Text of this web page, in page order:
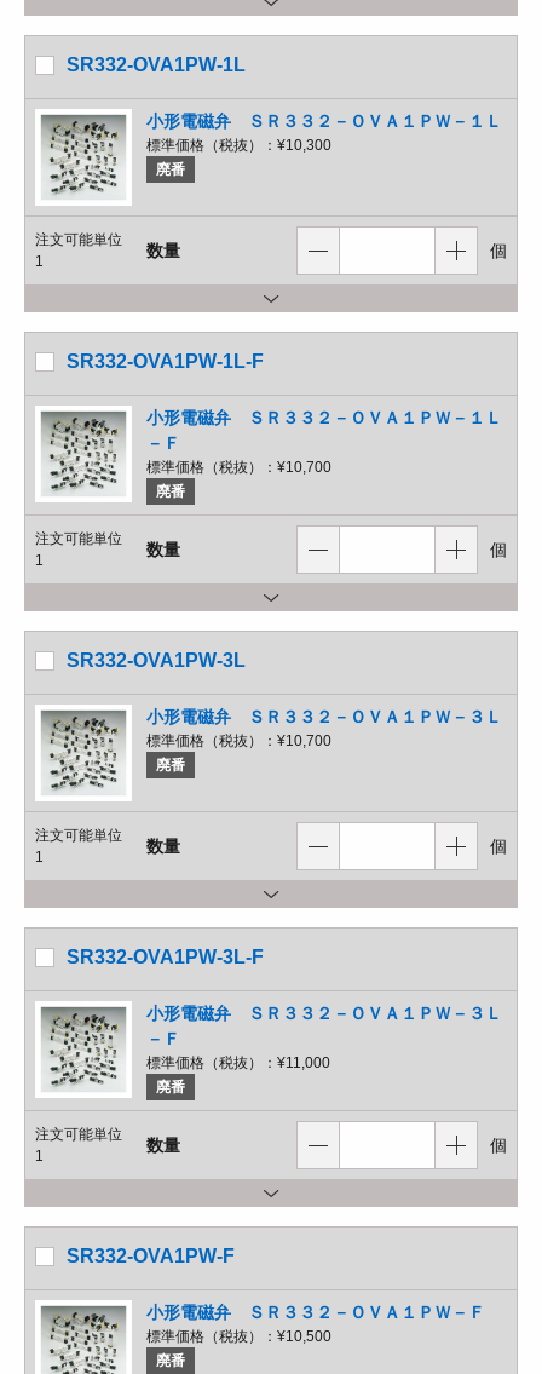
SR332-OVA1PW-1L
小形電磁弁 ＳＲ３３２－ＯＶＡ１ＰＷ－１Ｌ
標準価格（税抜）： ¥10,300
廃番
注文可能単位
1
数量 個
SR332-OVA1PW-1L-F
小形電磁弁 ＳＲ３３２－ＯＶＡ１ＰＷ－１Ｌ
－Ｆ
標準価格（税抜）： ¥10,700
廃番
注文可能単位
1
数量 個
SR332-OVA1PW-3L
小形電磁弁 ＳＲ３３２－ＯＶＡ１ＰＷ－３Ｌ
標準価格（税抜）： ¥10,700
廃番
注文可能単位
1
数量 個
SR332-OVA1PW-3L-F
小形電磁弁 ＳＲ３３２－ＯＶＡ１ＰＷ－３Ｌ
－Ｆ
標準価格（税抜）： ¥11,000
廃番
注文可能単位
1
数量 個
SR332-OVA1PW-F
小形電磁弁 ＳＲ３３２－ＯＶＡ１ＰＷ－Ｆ
標準価格（税抜）： ¥10,500
廃番